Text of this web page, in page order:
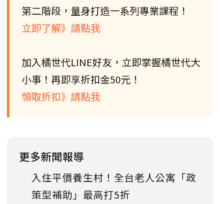
第二階段，量身打造一系列專業課程！
立即了解》請點我
加入橘世代LINE好友，立即掌握橘世代大
小事！再即享折扣金50元！
領取折扣》請點我
更多新聞報導
入住平價養生村！全台老人公寓「政
策型補助」最高打5折